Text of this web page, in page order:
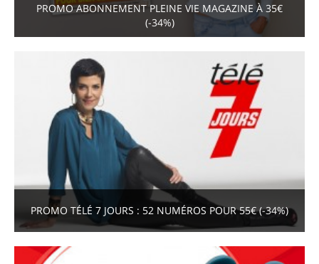
PROMO ABONNEMENT PLEINE VIE MAGAZINE À 35€
(-34%)
PROMO TÉLÉ 7 JOURS : 52 NUMÉROS POUR 55€ (-34%)